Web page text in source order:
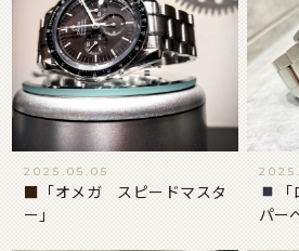
2025.05.05
■「オメガ スピードマスタ
ー」
パー